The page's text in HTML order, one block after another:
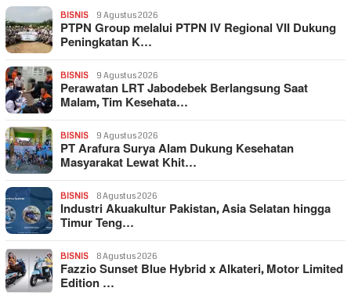
BISNIS 9 Agustus 2026
PTPN Group melalui PTPN IV Regional VII Dukung
Peningkatan K…
BISNIS 9 Agustus 2026
Perawatan LRT Jabodebek Berlangsung Saat
Malam, Tim Kesehata…
BISNIS 9 Agustus 2026
PT Arafura Surya Alam Dukung Kesehatan
Masyarakat Lewat Khit…
BISNIS 8 Agustus 2026
Industri Akuakultur Pakistan, Asia Selatan hingga
Timur Teng…
BISNIS 8 Agustus 2026
Fazzio Sunset Blue Hybrid x Alkateri, Motor Limited
Edition …